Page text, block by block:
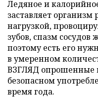
Ледяное и
заставляет
нагрузкой,
зубов, спазм
поэтому есть его
в умеренном
ВЗГЛЯД опрошенные
безопасном
время года.